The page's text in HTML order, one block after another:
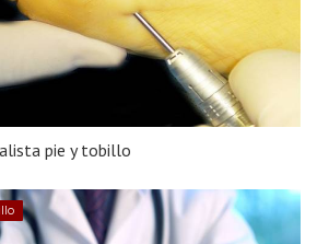
pie y tobillo